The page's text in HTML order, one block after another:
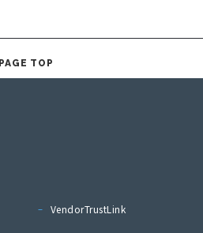
PAGE TOP
VendorTrustLink